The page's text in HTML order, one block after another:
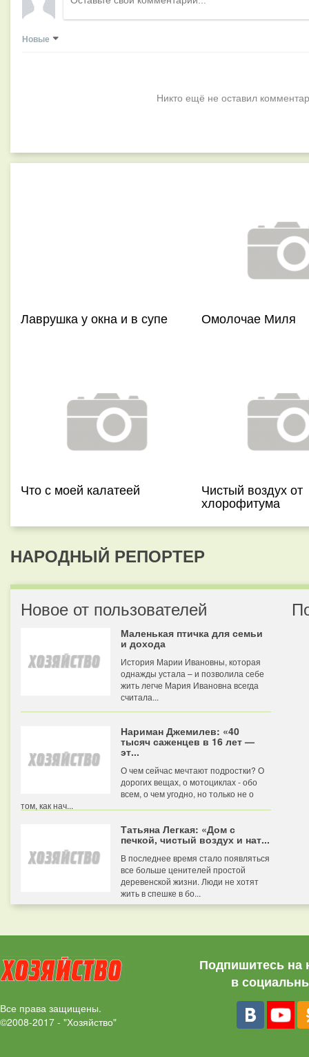
Новые
Никто ещё не оставил
Лаврушка у окна и в супе Омолочае Миля
Что с моей калатеей Чистый воздух от
хлорофитума
НАРОДНЫЙ РЕПОРТЕР
Новое от пользователей
Маленькая птичка для семьи
и дохода
История Марии Ивановны, которая
однажды устала – и позволила себе
жить легче Мария Ивановна всегда
считала...
Нариман Джемилев: «40
тысяч саженцев в 16 лет —
эт...
О чем сейчас мечтают подростки? О
дорогих вещах, о мотоциклах - обо
всем, о чем угодно, но только не о
том, как нач...
Татьяна Легкая: «Дом с
печкой, чистый воздух и нат...
В последнее время стало появляться
все больше ценителей простой
деревенской жизни. Люди не хотят
жить в спешке в бо...
Все права защищены.
©2008-2017 - "Хозяйство"
Подпишитесь на
в